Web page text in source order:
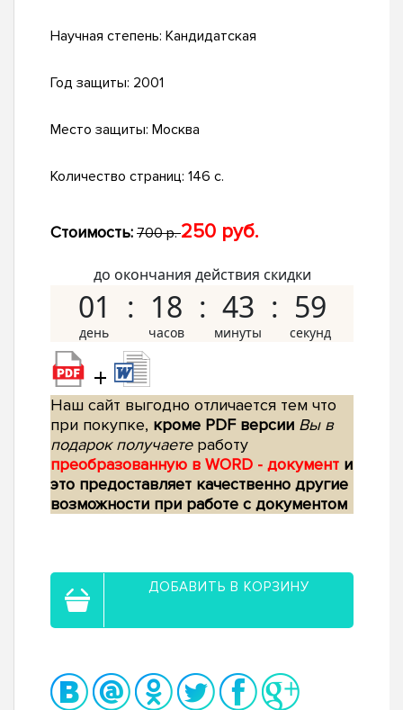
Научная степень: Кандидатская
Год защиты: 2001
Место защиты: Москва
Количество страниц: 146 с.
Стоимость: 700 р.250 руб.
до окончания действия скидки
01 18 43 58
+
Наш сайт выгодно отличается тем что
при покупке, кроме PDF версии Вы в
подарок получаетеработу
преобразованную в WORD - документ и
это предоставляет качественно другие
возможности при работе с документом
ДОБАВИТЬ В КОРЗИНУ